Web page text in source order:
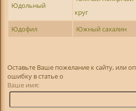
Юдольный
круг
Юдофил Южный сахалин
Оставьте Ваше пожелание к сайту, или
ошибку в статье о
Ваше имя: